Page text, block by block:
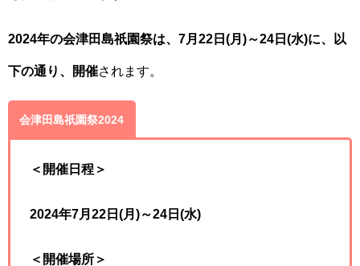
2024年の会津田島祇園祭は、 7月22日(月)～24日(水)に、以
下の通り、開催されます。
会津田島祇園祭2024
＜開催日程＞
2024年7月22日(月)～24日(水)
＜開催場所＞